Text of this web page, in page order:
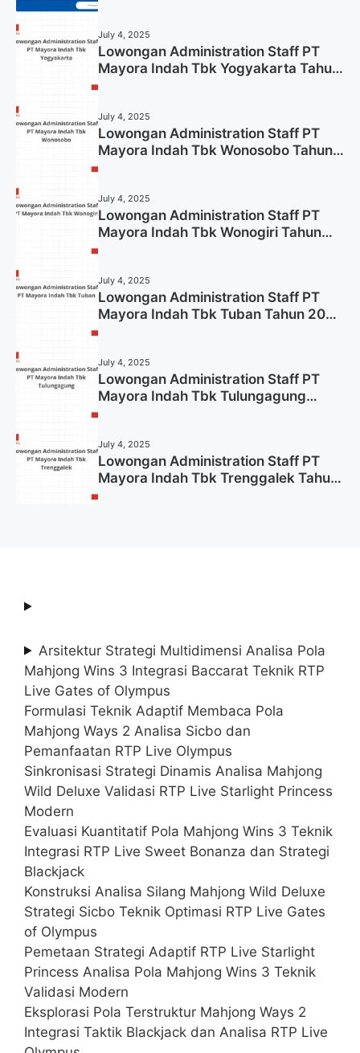
July 4, 2025
Lowongan Administration Staff PT
Mayora Indah Tbk Yogyakarta Tahun
July 4, 2025
Lowongan Administration Staff PT
Mayora Indah Tbk Wonosobo Tahun
July 4, 2025
Lowongan Administration Staff PT
Mayora Indah Tbk Wonogiri Tahun
July 4, 2025
Lowongan Administration Staff PT
Mayora Indah Tbk Tuban Tahun 2025
July 4, 2025
Lowongan Administration Staff PT
Mayora Indah Tbk Tulungagung
July 4, 2025
Lowongan Administration Staff PT
Mayora Indah Tbk Trenggalek Tahun
Arsitektur Strategi Multidimensi Analisa Pola
Mahjong Wins 3 Integrasi Baccarat Teknik RTP
Live Gates of Olympus
Formulasi Teknik Adaptif Membaca Pola
Mahjong Ways 2 Analisa Sicbo dan
Pemanfaatan RTP Live Olympus
Sinkronisasi Strategi Dinamis Analisa Mahjong
Wild Deluxe Validasi RTP Live Starlight Princess
Modern
Evaluasi Kuantitatif Pola Mahjong Wins 3 Teknik
Integrasi RTP Live Sweet Bonanza dan Strategi
Blackjack
Konstruksi Analisa Silang Mahjong Wild Deluxe
Strategi Sicbo Teknik Optimasi RTP Live Gates
of Olympus
Pemetaan Strategi Adaptif RTP Live Starlight
Princess Analisa Pola Mahjong Wins 3 Teknik
Validasi Modern
Eksplorasi Pola Terstruktur Mahjong Ways 2
Integrasi Taktik Blackjack dan Analisa RTP Live